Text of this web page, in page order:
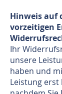
Hinweis auf
vorzeitigen
Ihr
unsere
haben und
Leistung erst